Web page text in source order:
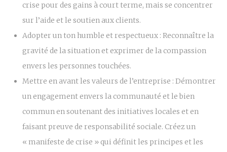
crise pour des gains à court terme, mais se concentrer
sur l’aide et le soutien aux clients.
Adopter un ton humble et respectueux : Reconnaître la
gravité de la situation et exprimer de la compassion
envers les personnes touchées.
Mettre en avant les valeurs de l’entreprise : Démontrer
un engagement envers la communauté et le bien
commun en soutenant des initiatives locales et en
faisant preuve de responsabilité sociale. Créez un
« manifeste de crise » qui définit les principes et les